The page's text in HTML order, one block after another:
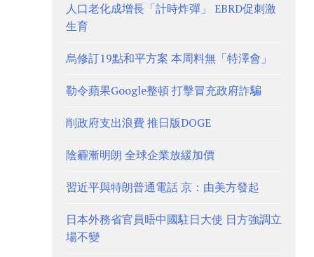
人口老化成增長「計時炸彈」 EBRD促刺激
生育
烏修訂19點和平方案 本周料無「特澤會」
勒令蘋果Google整頓 打擊冒充政府詐騙
削政府支出浪費 推日版DOGE
陰霾漸明朗 全球企業放緩加價
習近平與特朗普通電話 京：由美方發起
日本外務省官員晤中國駐日大使 日方強調立
場不變